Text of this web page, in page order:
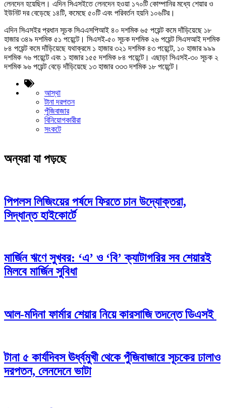
লেনদেন হয়েছিল। এদিন সিএসইতে লেনদেন হওয়া ১৭০টি কোম্পানির মধ্যে শেয়ার ও
ইউনিট দর বেড়েছে ১৪টি, কমেছে ৫০টি এবং পরিবর্তন হয়নি ১০৬টির।
এদিন সিএসইর প্রধান সূচক সিএএসপিআই ৪০ দশমিক ৬৫ পয়েন্ট কমে দাঁড়িয়েছে ১৮
হাজার ৩৪৯ দশমিক ৫১ পয়েন্টে। সিএসই-৫০ সূচক দশমিক ২৬ পয়েন্ট সিএসআই দশমিক
৮৪ পয়েন্ট কমে দাঁড়িয়েছে যথাক্রমে ১ হাজার ৩২১ দশমিক ৪৩ পয়েন্টে, ১০ হাজার ৯৯৯
দশমিক ৭৬ পয়েন্টে এবং ১ হাজার ১৫৫ দশমিক ৮৪ পয়েন্টে। এছাড়া সিএসই-৩০ সূচক ২
দশমিক ৯৬ পয়েন্ট বেড়ে দাঁড়িয়েছে ১৩ হাজার ৩৩৩ দশমিক ১৮ পয়েন্টে।
আস্থা
টানা দরপতন
পুঁজিবাজার
বিনিয়োগকারীরা
সংকটে
অন্যরা যা পড়ছে
পিপলস লিজিংয়ের পর্ষদে ফিরতে চান উদ্যোক্তরা,
সিদ্ধান্ত হাইকোর্টে
মার্জিন ঋণে সুখবর: ‘এ’ ও ‘বি’ ক্যাটাগরির সব শেয়ারই
মিলবে মার্জিন সুবিধা
আল-মদিনা ফার্মার শেয়ার নিয়ে কারসাজি তদন্তে ডিএসই
টানা ৫ কার্যদিবস ঊর্ধ্বমুখী থেকে পুঁজিবাজারে সূচকের ঢালাও
দরপতন, লেনদেনে ভাটা